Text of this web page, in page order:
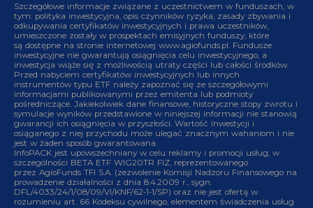
Szczegółowe informacje związane z uczestnictwem w funduszach, w
tym: polityka inwestycyjna, opis czynników ryzyka, zasady zbywania i
odkupywania certyfikatów inwestycyjnych i prawa uczestników,
umieszczone zostały w prospektach emisyjnych funduszy, które
są dostępne na stronie internetowej www.agiofunds.pl. Fundusze
inwestycyjne nie gwarantują osiągnięcia celu inwestycyjnego, a
inwestycja wiąże się z możliwością utraty części lub całości środków.
Przed nabyciem certyfikatów inwestycyjnych lub innych
instrumentów typu ETF należy zapoznać się ze szczegółowymi
informacjami publikowanymi przez emitenta lub podmioty
pośredniczące. Jakiekolwiek dane finansowe, historyczne stopy zwrotu i
symulacje wyników przedstawione w niniejszej informacji nie stanowią
gwarancji ich osiągnięcia w przyszłości. Wartość inwestycji i
osiąganego z niej przychodu może ulegać znacznym wahaniom i nie
jest w żaden sposób gwarantowana.
InfoPACK jest upowszechniany w celu reklamy i promocji usług, w
szczególności BETA ETF WIG20TR FIZ, reprezentowanego
przez AgioFunds TFI S.A. (zezwolenie Komisji Nadzoru Finansowego na
prowadzenie działalności z dnia 8.4.2009 r., sygn.
DFL/4033/24/1/08/09/VI/KNF/62-1-1/SP) oraz nie jest ofertą w
rozumieniu art. 66 Kodeksu cywilnego, elementem świadczenia usług